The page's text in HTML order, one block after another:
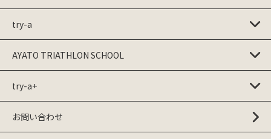
try-a
AYATO TRIATHLON SCHOOL
try-a+
お問い合わせ